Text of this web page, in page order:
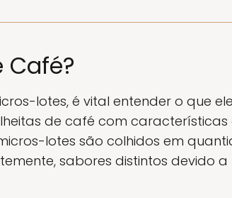
Café?
lotes, é vital entender o que
de café com características
lotes são colhidos em
sabores distintos devido